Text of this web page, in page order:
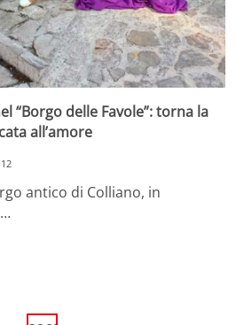
“Borgo delle Favole”: torna la
all’amore
antico di Colliano, in